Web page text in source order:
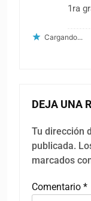
1ra
Cargando...
DEJA UNA
Tu dirección
publicada.
marcados
Comentario *